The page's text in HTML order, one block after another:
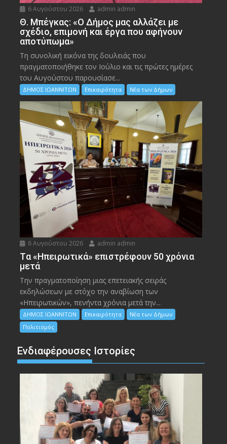
6 Αυγούστου 2026 admin admin
Θ. Μπέγκας: «Ο Δήμος μας αλλάζει με
σχέδιο, επιμονή και έργα που αφήνουν
αποτύπωμα»
Τη συνολική εικόνα της δουλειάς που
πραγματοποιήθηκε τον Ιούλιο και τις πρώτες ημέρες
του Αυγούστου παρουσίασε...
ΔΗΜΟΣ ΙΩΑΝΝΙΤΩΝ Επικαιρότητα Νέα των Δήμων
6 Αυγούστου 2026 admin admin
Tα «Ηπειρωτικά» επιστρέφουν 50 χρόνια
μετά
Την πραγματοποίηση μιας επετειακής σειράς
εκδηλώσεων με στόχο την αναβίωση των
«Ηπειρωτικών», πενήντα χρόνια μετά την...
ΔΗΜΟΣ ΙΩΑΝΝΙΤΩΝ Επικαιρότητα
Νέα των Δήμων
Πολιτισμός
Ενδιαφέρουσες Ιστορίες